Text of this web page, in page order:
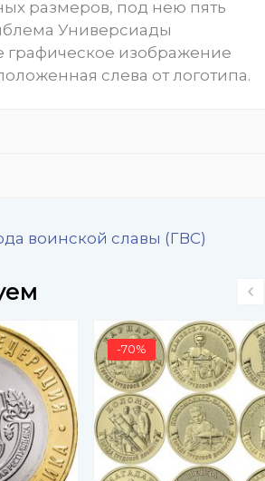
размеров, под нею пять
Универсиады
графическое изображение
слева от логотипа.
воинской славы (ГВС)
-70%